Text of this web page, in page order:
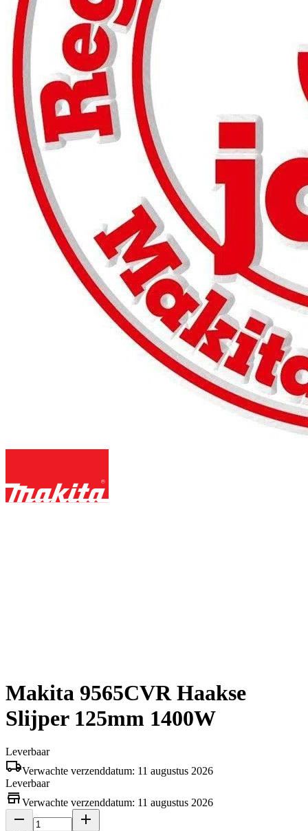
Makita 9565CVR Haakse
Slijper 125mm 1400W
Leverbaar
Verwachte verzenddatum: 11 augustus 2026
Leverbaar
Verwachte verzenddatum: 11 augustus 2026